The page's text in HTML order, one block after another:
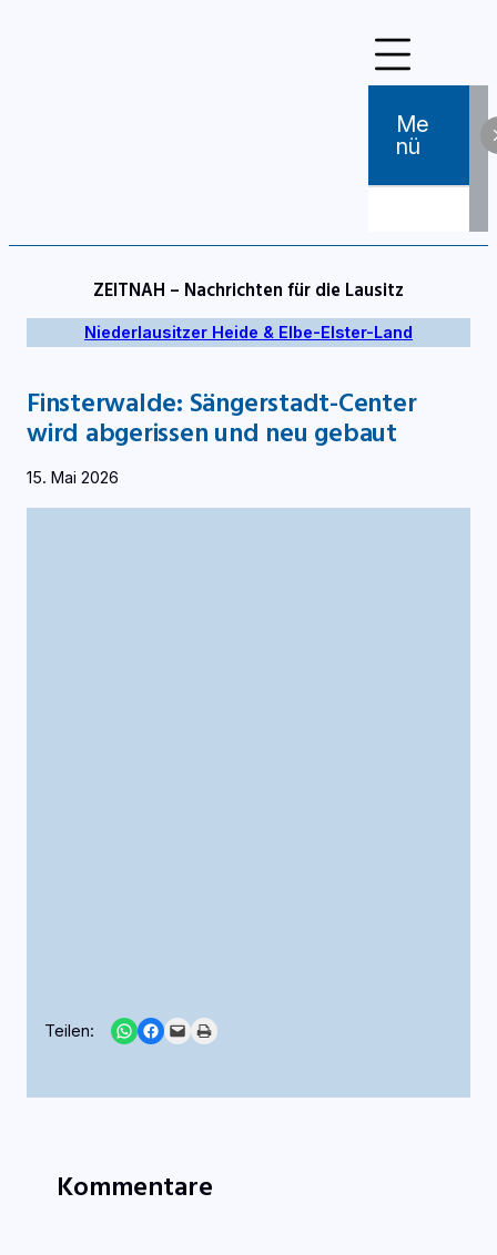
Me
Nü
ZEITNAH – Nachrichten für die Lausitz
Niederlausitzer Heide & Elbe-Elster-Land
Finsterwalde: Sängerstadt-Center
wird abgerissen und neu gebaut
15. Mai 2026
Teilen: Share on WhatsApp
Share on Facebook
Email this PagePrint this Page
Kommentare